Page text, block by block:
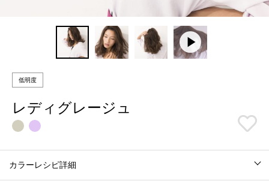
低明度
レディグレージュ
カラーレシピ詳細